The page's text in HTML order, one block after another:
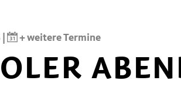
+ weitere Termine